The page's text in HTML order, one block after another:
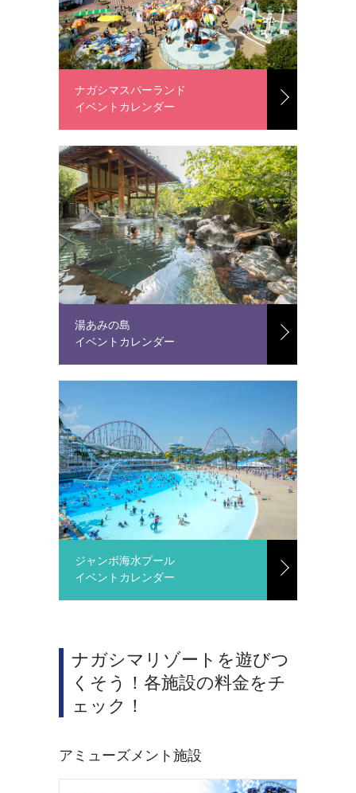
ナガシマスパーランド
イベントカレンダー
湯あみの島
イベントカレンダー
ジャンボ海水プール
イベントカレンダー
ナガシマリゾートを遊びつ
くそう！各施設の料金をチ
ェック！
アミューズメント施設